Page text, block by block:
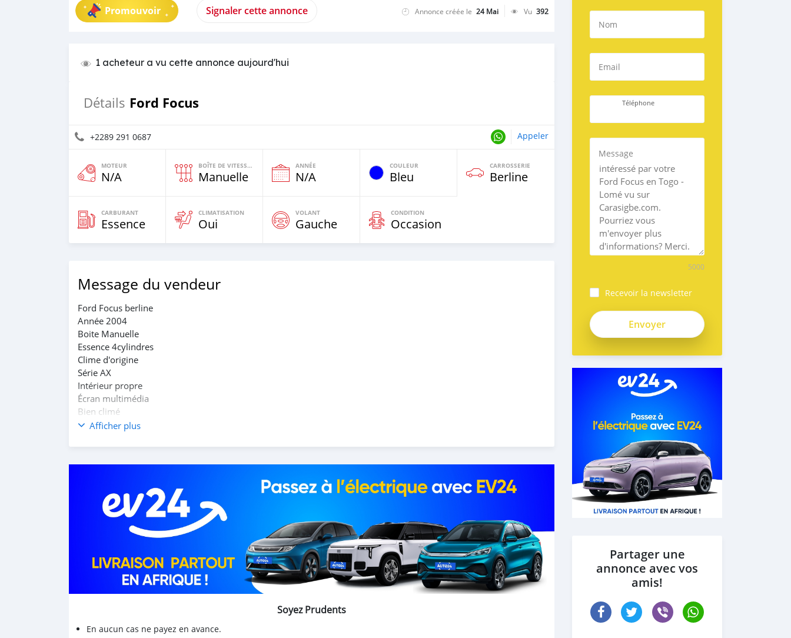
Promouvoir Signaler cette annonce Annonce créée le 24 Mai Vu 392
1 acheteur a vu cette annonce aujourd'hui
Détails Ford Focus
+2289 291 0687 Appeler
MOTEUR
N/A
BOÎTE DE VITESSES
Manuelle
ANNÉE
N/A
COULEUR
Bleu
CARROSSERIE
Berline
CARBURANT
Essence
CLIMATISATION
Oui
VOLANT
Gauche
CONDITION
Occasion
Message du vendeur
Ford Focus berline
Année 2004
Boite Manuelle
Essence 4cylindres
Clime d'origine
Série AX
Intérieur propre
Écran multimédia
Bien climé
Papiers à jours
Prix 950.000f
Afficher plus
Soyez Prudents
En aucun cas ne payez en avance.
Nom
Email
Téléphone
Message
5000
Recevoir la newsletter
Partager une
annonce avec vos
amis!